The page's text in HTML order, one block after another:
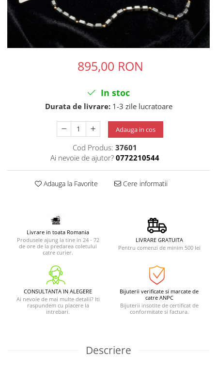
895,00 RON
In stoc
Durata de livrare:1-3 zile lucratoare
Adauga in cos
Cod Produs: 37601
Ai nevoie de ajutor? 0772210544
Adauga la Favorite Cere informatii
Livrare in toata Romania
Produsele ajung la tine in 24 - 72
de ore de la predarea coletului
catre curier.
LIVRARE GRATUITA
Pentru comenzi de minim 500 lei
CONSULTANTA IN ALEGERE
Ai nevoie de mai multe detalii? Iti
raspundem cu placere la
intrebari.
Bijuterii verificate si marcate de
catre ANPC
Bijuterii insotite de certificat de
conformitate si factura.
Descriere